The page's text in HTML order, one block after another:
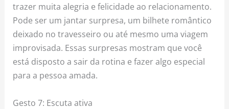
trazer muita alegria e felicidade ao relacionamento.
Pode ser um jantar surpresa, um bilhete romântico
deixado no travesseiro ou até mesmo uma viagem
improvisada. Essas surpresas mostram que você
está disposto a sair da rotina e fazer algo especial
para a pessoa amada.
Gesto 7: Escuta ativa